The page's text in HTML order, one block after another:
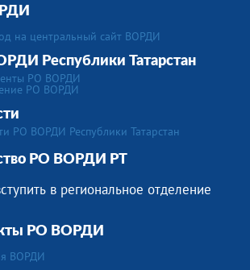
на центральный сайт ВОРДИ
Республики Татарстан
РО ВОРДИ
РО ВОРДИ
РО ВОРДИ Республики Татарстан
РО ВОРДИ РТ
в региональное отделение
РО ВОРДИ
ВОРДИ